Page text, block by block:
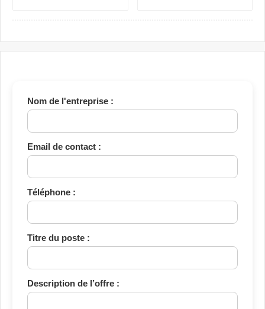
Nom de l'entreprise :
Email de contact :
Téléphone :
Titre du poste :
Description de l’offre :